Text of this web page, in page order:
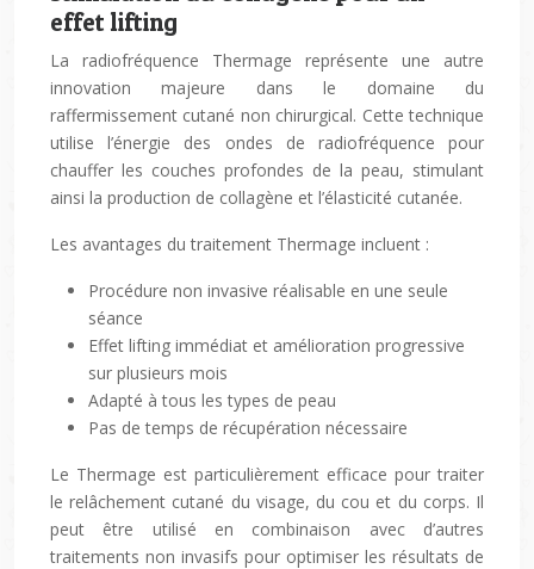
effet lifting
La radiofréquence Thermage représente une autre
innovation majeure dans le domaine du
raffermissement cutané non chirurgical. Cette technique
utilise l’énergie des ondes de radiofréquence pour
chauffer les couches profondes de la peau, stimulant
ainsi la production de collagène et l’élasticité cutanée.
Les avantages du traitement Thermage incluent :
Procédure non invasive réalisable en une seule
séance
Effet lifting immédiat et amélioration progressive
sur plusieurs mois
Adapté à tous les types de peau
Pas de temps de récupération nécessaire
Le Thermage est particulièrement efficace pour traiter
le relâchement cutané du visage, du cou et du corps. Il
peut être utilisé en combinaison avec d’autres
traitements non invasifs pour optimiser les résultats de